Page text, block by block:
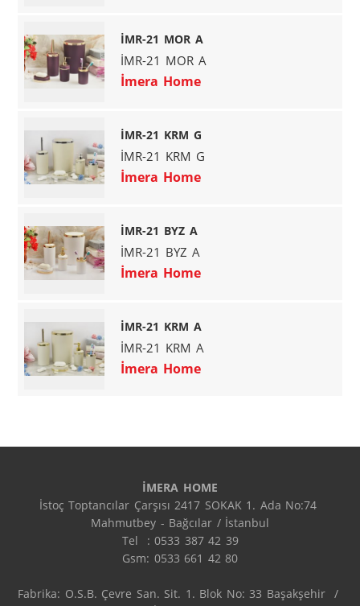
İMR-21 MOR A
İMR-21 MOR A
İmera Home
İMR-21 KRM G
İMR-21 KRM G
İmera Home
İMR-21 BYZ A
İMR-21 BYZ A
İmera Home
İMR-21 KRM A
İMR-21 KRM A
İmera Home
İMERA HOME
İstoç Toptancılar Çarşısı 2417 SOKAK 1. Ada No:74
Mahmutbey - Bağcılar / İstanbul
Tel  : 0533 387 42 39
Gsm: 0533 661 42 80
Fabrika: O.S.B. Çevre San. Sit. 1. Blok No: 33 Başakşehir  /